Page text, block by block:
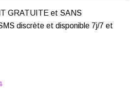
GRATUITE et SANS
discrète et disponible 7j/7 et